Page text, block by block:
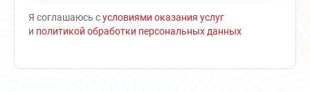
Я соглашаюсь сусловиями оказания услуг
и политикой обработки персональных данных